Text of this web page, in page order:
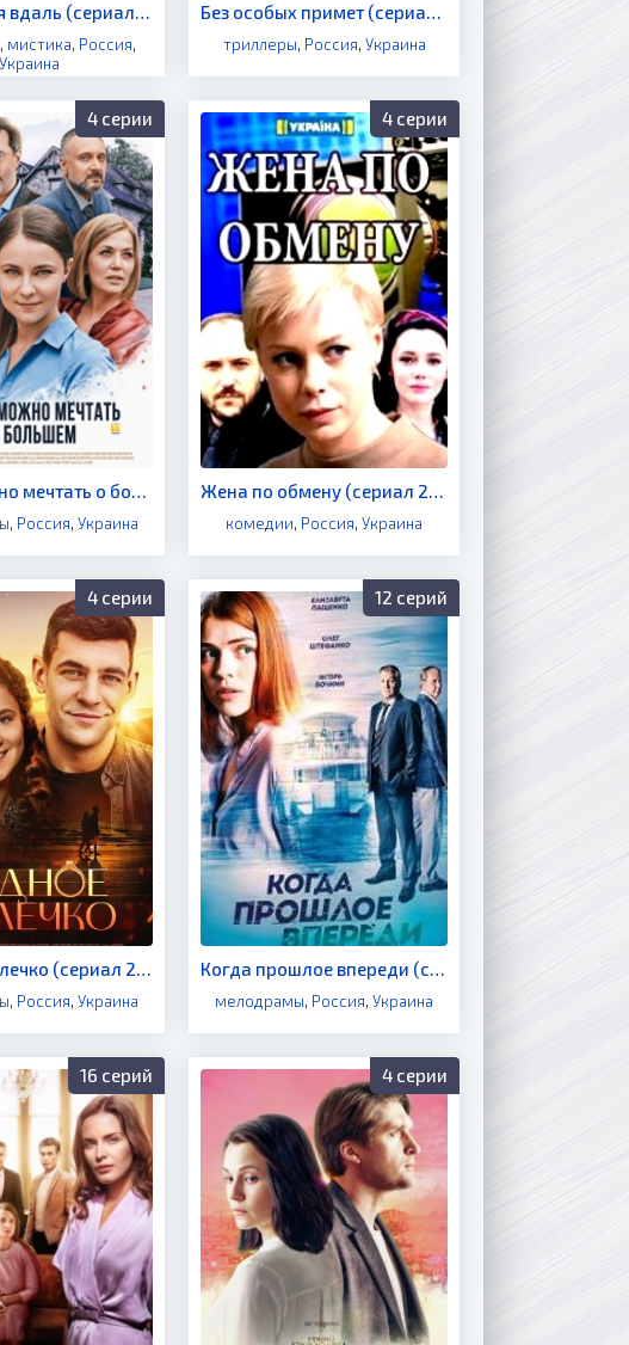
Смотрящая вдаль (сериал 2019)
, мистика, Россия,
Украина
Без особых примет (сериал 2006)
триллеры, Россия, Украина
4 серии
Разве можно мечтать о большем (сериал 2020)
, Россия,Украина
4 серии
Жена по обмену (сериал 2018)
комедии, Россия,Украина
4 серии
Медное колечко (сериал 2021)
, Россия,Украина
12 серий
Когда прошлое впереди (сериал 2018)
мелодрамы, Россия,Украина
16 серий 4 серии